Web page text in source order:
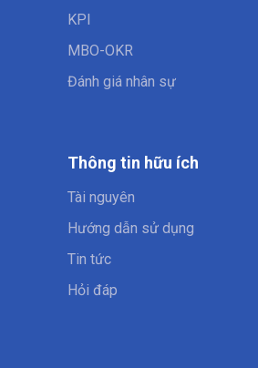
KPI
MBO-OKR
Đánh giá nhân sự
Thông tin hữu ích
Tài nguyên
Hướng dẫn sử dụng
Tin tức
Hỏi đáp